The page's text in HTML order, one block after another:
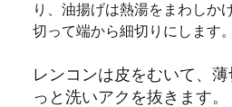
り、油揚げは熱湯をまわしか
切って端から細切りにします。
レンコンは皮をむいて、
っと洗いアクを抜きます。